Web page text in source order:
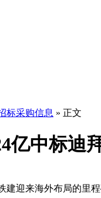
标采购信息 » 正文
亿中标迪
建迎来海外布局的